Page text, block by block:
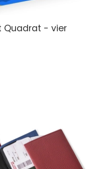
Quadrat - vier